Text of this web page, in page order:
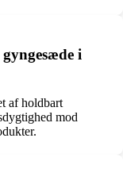
i
af holdbart
mod